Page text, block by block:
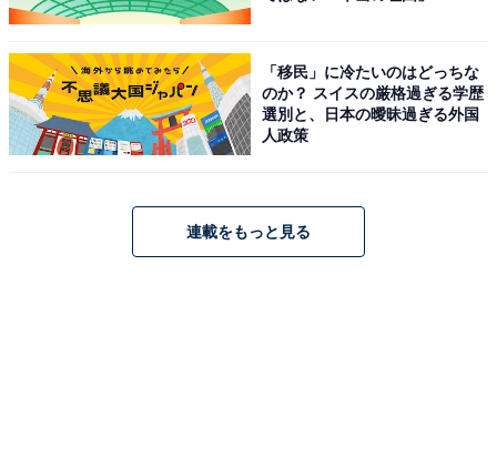
「移民」に冷たいのはどっちな
のか？ スイスの厳格過ぎる学歴
選別と、日本の曖昧過ぎる外国
人政策
連載をもっと見る